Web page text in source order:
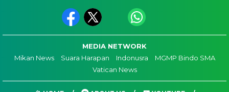
MEDIA NETWORK
Mikan News
Suara Harapan Indonusra
MGMP Bindo SMA
Vatican News